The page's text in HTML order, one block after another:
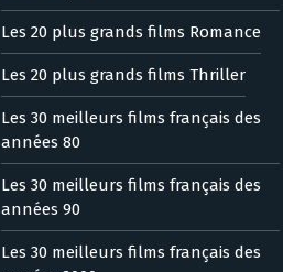
Les 20 plus grands films Romance
Les 20 plus grands films Thriller
Les 30 meilleurs films français des
années 80
Les 30 meilleurs films français des
années 90
Les 30 meilleurs films français des